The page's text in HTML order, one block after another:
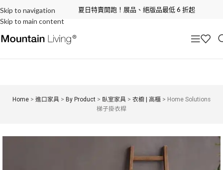
Skip to navigation
Skip to main content
夏日特賣開跑！展品、絕版品最低 6 折起
Home> 進口家具> By Product> 臥室家具> 衣櫥 | 高櫃> Home Solutions
梯子掛衣桿